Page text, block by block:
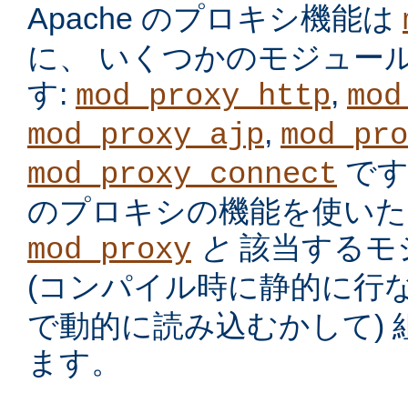
Apache のプロキシ機能は
に、 いくつかのモジュー
す: mod_proxy_http,
mod_proxy_ajp,
mod_proxy_connect で
のプロキシの機能を使い
mod_proxy と 該当するモ
(コンパイル時に静的に行
で動的に読み込むかして)
ます。